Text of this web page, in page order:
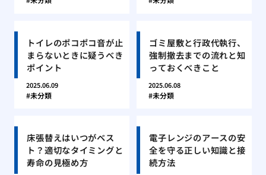
トイレのポコポコ音が止
まらないときに疑うべき
ポイント
2025.06.09
未分類
ゴミ屋敷と行政代執行、
強制撤去までの流れと知
っておくべきこと
2025.06.08
未分類
床張替えはいつがベス
ト？適切なタイミングと
寿命の見極め方
電子レンジのアースの安
全を守る正しい知識と接
続方法